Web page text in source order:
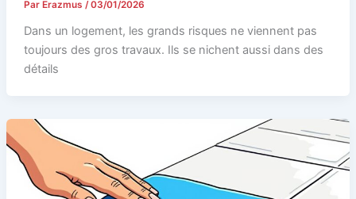
Par Erazmus /03/01/2026
Dans un logement, les grands risques ne viennent pas
toujours des gros travaux. Ils se nichent aussi dans des
détails